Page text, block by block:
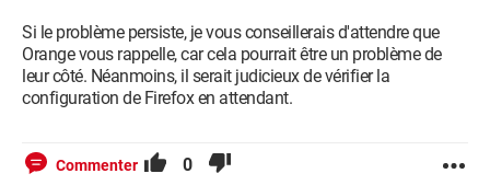
Si le problème persiste, je vous conseillerais d'attendre que
Orange vous rappelle, car cela pourrait être un problème de
leur côté. Néanmoins, il serait judicieux de vérifier la
configuration de Firefox en attendant.
Commenter 0